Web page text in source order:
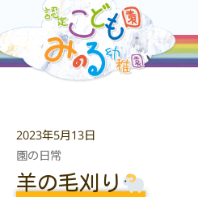
2023年5月13日
園の日常
羊の毛刈り